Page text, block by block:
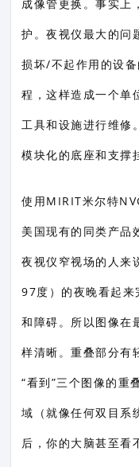
成像管更换。事实上
护。夜视仪最大的问
损坏/不起作用的设
程，这样造成一个单
工具和设施进行维修
模块化的底座和支撑
使用MIRIT米尔特
美国现有的同类产品
夜视仪窄视场的人来
97度）的夜晚看起来
和障碍。所以图像在
样清晰。重叠部分有
“看到”三个图像的重
域（就像任何双目系
后，你的大脑甚至看